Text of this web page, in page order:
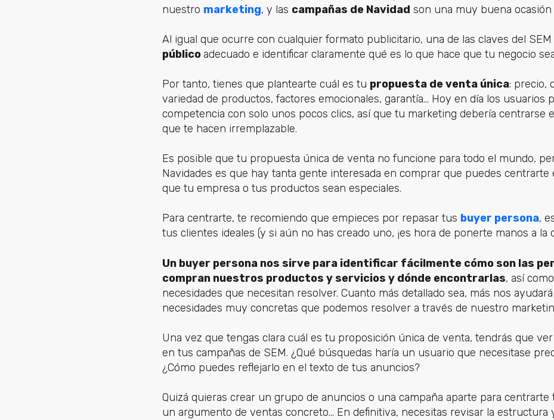
nuestro marketing, y las campañas de Navidad son una muy buena ocasión
Al igual que ocurre con cualquier formato publicitario, una de las claves del
público adecuado e identificar claramente qué es lo que hace que tu negocio
Por tanto, tienes que plantearte cuál es tu propuesta de venta única: precio,
variedad de productos, factores emocionales, garantía... Hoy en día los usuarios
competencia con solo unos pocos clics, así que tu marketing debería centrarse
que te hacen irremplazable.
Es posible que tu propuesta única de venta no funcione para todo el mundo,
Navidades es que hay tanta gente interesada en comprar que puedes centrarte
que tu empresa o tus productos sean especiales.
Para centrarte, te recomiendo que empieces por repasar tus buyer persona,
tus clientes ideales (y si aún no has creado uno, ¡es hora de ponerte manos a la
Un buyer persona nos sirve para identificar fácilmente cómo son las
compran nuestros productos y servicios y dónde encontrarlas, así
necesidades que necesitan resolver. Cuanto más detallado sea, más nos
necesidades muy concretas que podemos resolver a través de nuestro
Una vez que tengas clara cuál es tu proposición única de venta, tendrás que
en tus campañas de SEM. ¿Qué búsquedas haría un usuario que necesitase
¿Cómo puedes reflejarlo en el texto de tus anuncios?
Quizá quieras crear un grupo de anuncios o una campaña aparte para centrarte
un argumento de ventas concreto... En definitiva, necesitas revisar la estructura